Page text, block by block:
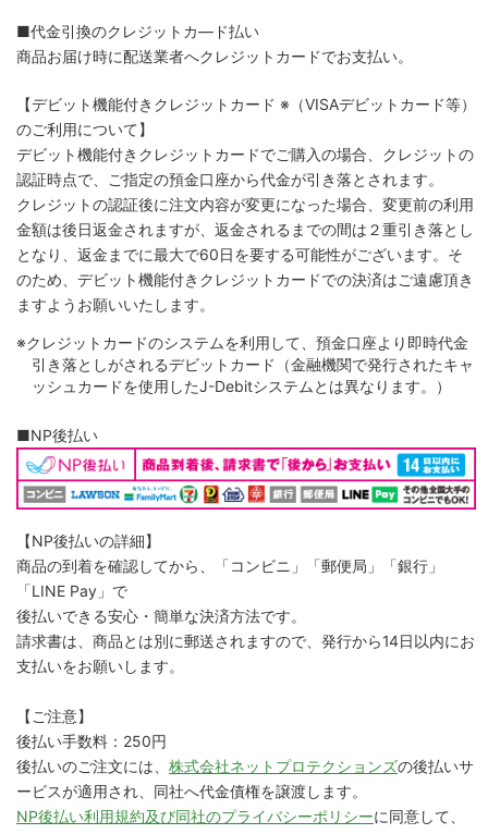
■代金引換のクレジットカ―ド払い
商品お届け時に配送業者へクレジットカードでお支払い。
【デビット機能付きクレジットカード ※（VISAデビットカード等）
のご利用について】
デビット機能付きクレジットカードでご購入の場合、クレジットの
認証時点で、ご指定の預金口座から代金が引き落とされます。
クレジットの認証後に注文内容が変更になった場合、変更前の利用
金額は後日返金されますが、返金されるまでの間は２重引き落とし
となり、返金までに最大で60日を要する可能性がございます。そ
のため、デビット機能付きクレジットカードでの決済はご遠慮頂き
ますようお願いいたします。
※クレジットカードのシステムを利用して、預金口座より即時代金
引き落としがされるデビットカード（金融機関で発行されたキャ
ッシュカードを使用したJ-Debitシステムとは異なります。）
■NP後払い
【NP後払いの詳細】
商品の到着を確認してから、「コンビニ」「郵便局」「銀行」
「LINE Pay」で
後払いできる安心・簡単な決済方法です。
請求書は、商品とは別に郵送されますので、発行から14日以内にお
支払いをお願いします。
【ご注意】
後払い手数料：250円
後払いのご注文には、 株式会社ネットプロテクションズの後払いサ
ービスが適用され、同社へ代金債権を譲渡します。
NP後払い利用規約及び同社のプライバシーポリシーに同意して、